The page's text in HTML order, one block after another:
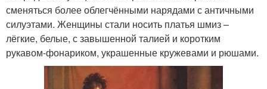
сменяться более облегчёнными нарядами с античными
силуэтами. Женщины стали носить платья шмиз –
лёгкие, белые, с завышенной талией и коротким
рукавом-фонариком, украшенные кружевами и рюшами.